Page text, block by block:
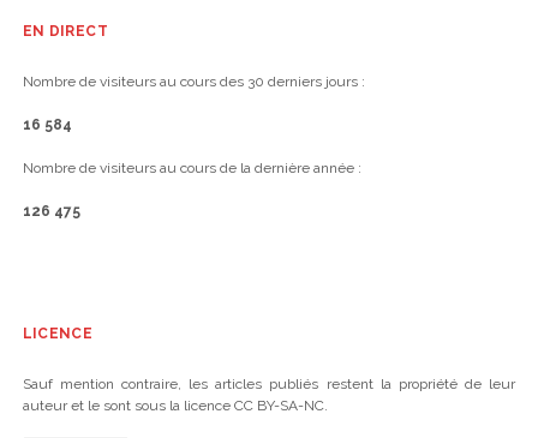
EN DIRECT
Nombre de visiteurs au cours des 30 derniers jours :
16 584
Nombre de visiteurs au cours de la dernière année :
126 475
LICENCE
Sauf mention contraire, les articles publiés restent la propriété de leur
auteur et le sont sous la licence CC BY-SA-NC.